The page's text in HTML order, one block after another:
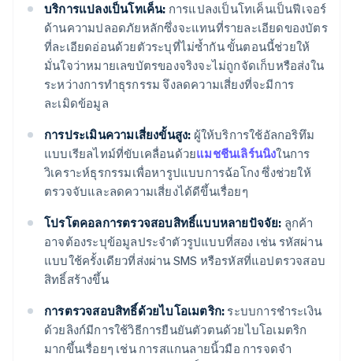
บริการแปลงเป็นโทเค็น: การแปลงเป็นโทเค็นเป็นฟีเจอร์
ด้านความปลอดภัยหลักซึ่งจะแทนที่รายละเอียดของบัตร
ที่ละเอียดอ่อนด้วยตัวระบุที่ไม่ซ้ำกัน ขั้นตอนนี้ช่วยให้
มั่นใจว่าหมายเลขบัตรของจริงจะไม่ถูกจัดเก็บหรือส่งใน
ระหว่างการทำธุรกรรม จึงลดความเสี่ยงที่จะมีการ
ละเมิดข้อมูล
การประเมินความเสี่ยงขั้นสูง: ผู้ให้บริการใช้อัลกอริทึม
แบบเรียลไทม์ที่ขับเคลื่อนด้วยแมชชีนเลิร์นนิงในการ
วิเคราะห์ธุรกรรมเพื่อหารูปแบบการฉ้อโกง ซึ่งช่วยให้
ตรวจจับและลดความเสี่ยงได้ดีขึ้นเรื่อยๆ
โปรโตคอลการตรวจสอบสิทธิ์แบบหลายปัจจัย: ลูกค้า
อาจต้องระบุข้อมูลประจำตัวรูปแบบที่สอง เช่น รหัสผ่าน
แบบใช้ครั้งเดียวที่ส่งผ่าน SMS หรือรหัสที่แอปตรวจสอบ
สิทธิ์สร้างขึ้น
การตรวจสอบสิทธิ์ด้วยไบโอเมตริก: ระบบการชำระเงิน
ด้วยลิงก์มีการใช้วิธีการยืนยันตัวตนด้วยไบโอเมตริก
มากขึ้นเรื่อยๆ เช่น การสแกนลายนิ้วมือ การจดจำ